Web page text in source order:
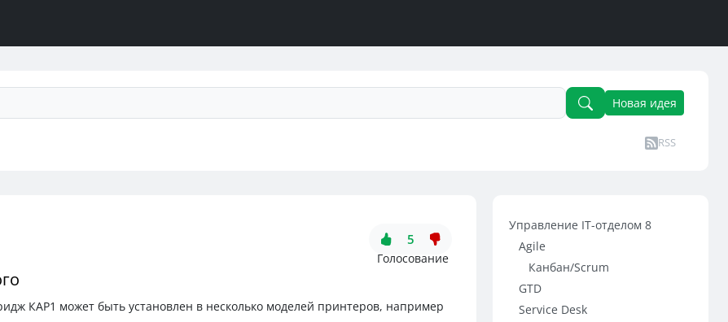
Новая идея
RSS
Управление IT-отделом 8
Agile
Канбан/Scrum
GTD
Service Desk
5
Голосование
КАР1 может быть установлен в несколько моделей принтеров, например